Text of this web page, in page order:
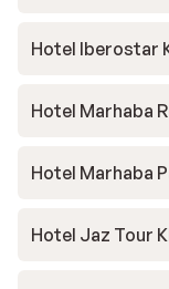
Hotel Iberostar
Hotel Marhaba
Hotel Marhaba
Hotel Jaz Tour